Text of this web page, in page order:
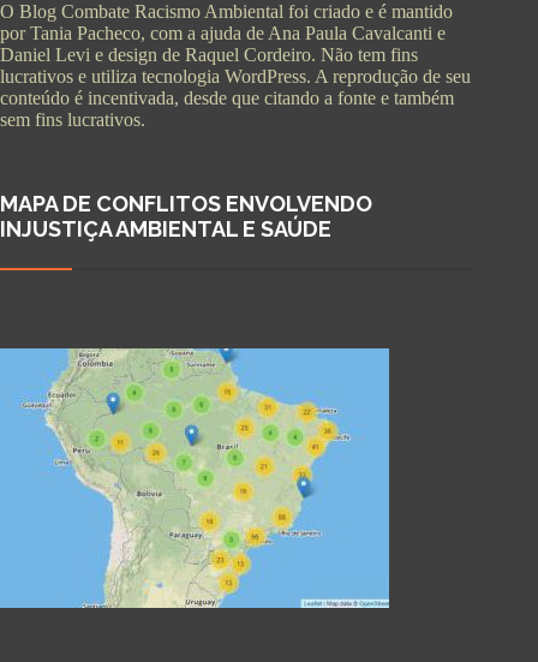
O Blog Combate Racismo Ambiental foi criado e é mantido
por Tania Pacheco, com a ajuda de Ana Paula Cavalcanti e
Daniel Levi e design de Raquel Cordeiro. Não tem fins
lucrativos e utiliza tecnologia WordPress. A reprodução de seu
conteúdo é incentivada, desde que citando a fonte e também
sem fins lucrativos.
MAPA DE CONFLITOS ENVOLVENDO
INJUSTIÇA AMBIENTAL E SAÚDE